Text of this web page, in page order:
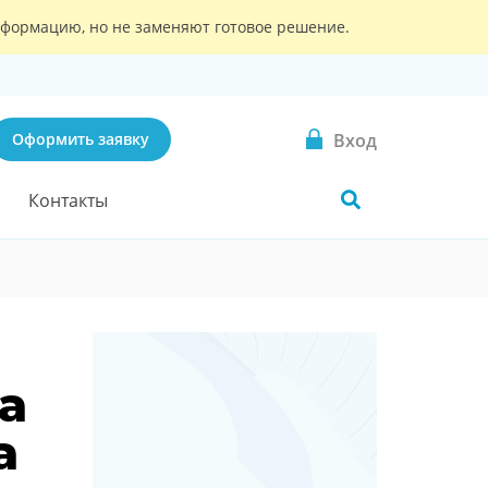
но не заменяют готовое решение.
Оформить заявку Вход
Контакты